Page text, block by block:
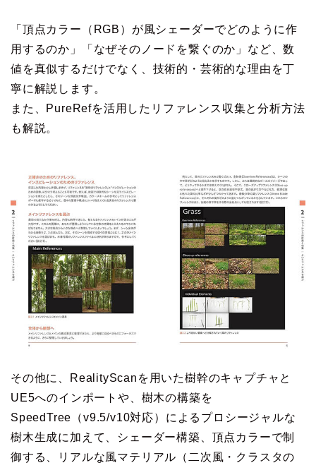
「頂点カラー（RGB）が風シェーダーでどのように作
用するのか」「なぜそのノードを繋ぐのか」など、数
値を真似するだけでなく、技術的・芸術的な理由を丁
寧に解説します。
また、PureRefを活用したリファレンス収集と分析方法
も解説。
その他に、RealityScanを用いた樹幹のキャプチャと
UE5へのインポートや、樹木の構築を
SpeedTree（v9.5/v10対応）によるプロシージャルな
樹木生成に加えて、シェーダー構築、頂点カラーで制
御する、リアルな風マテリアル（二次風・クラスタの